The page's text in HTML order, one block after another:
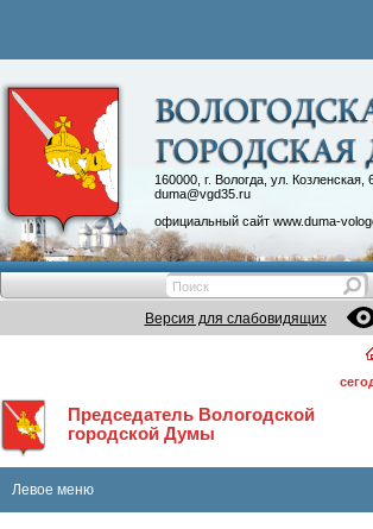
160000, г. Вологда, ул. Козленская,
duma@vgd35.ru
официальный сайт www.duma-
Контакты
Депутатские объединения
Версия для слабовидящих
Председатель Вологодской
городской Думы
Левое меню